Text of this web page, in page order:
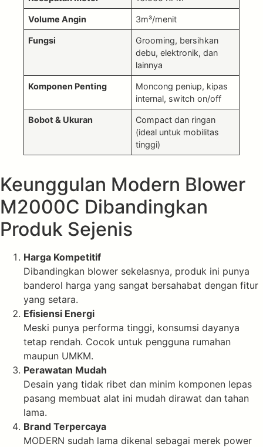
Volume Angin 3m³/menit
Fungsi
Grooming, bersihkan
debu, elektronik, dan
lainnya
Komponen Penting
Moncong peniup, kipas
internal, switch on/off
Bobot & Ukuran
Compact dan ringan
(ideal untuk mobilitas
tinggi)
Keunggulan Modern Blower
M2000C Dibandingkan
Produk Sejenis
Harga Kompetitif
Dibandingkan blower sekelasnya, produk ini punya
banderol harga yang sangat bersahabat dengan fitur
yang setara.
Efisiensi Energi
Meski punya performa tinggi, konsumsi dayanya
tetap rendah. Cocok untuk pengguna rumahan
maupun UMKM.
Perawatan Mudah
Desain yang tidak ribet dan minim komponen lepas
pasang membuat alat ini mudah dirawat dan tahan
lama.
Brand Terpercaya
MODERN sudah lama dikenal sebagai merek power